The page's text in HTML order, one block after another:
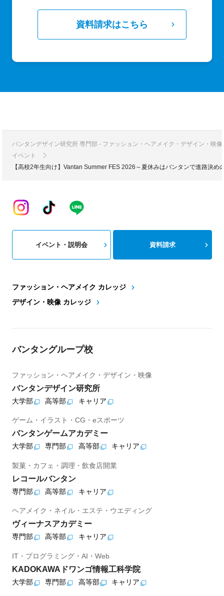
資料請求はこちら
バンタンデザイン研究所 専門部 - ファッション・ヘアメイク・デザイン・映
イベント
【高校2年生向け】Vantan Summer FES 2026～夏休みはバンタンで進路決め
ファッション・ヘアメイク カレッジ
デザイン・映像 カレッジ
イベント・説明会 資料請求
バンタングループ校
ファッション・ヘアメイク・デザイン・映像
バンタンデザイン研究所
大学部 高等部 キャリア
ゲーム・イラスト・CG・eスポーツ
バンタンゲームアカデミー
大学部 専門部 高等部 キャリア
製菓・カフェ・調理・飲食店開業
レコールバンタン
専門部 高等部 キャリア
ヘアメイク・ネイル・エステ・ウエディング
ヴィーナスアカデミー
専門部 高等部 キャリア
IT・プログラミング・AI・Web
KADOKAWAドワンゴ情報工科学院
大学部 専門部 高等部 キャリア